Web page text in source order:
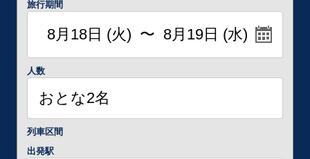
旅行期間
人数
列車区間
出発駅